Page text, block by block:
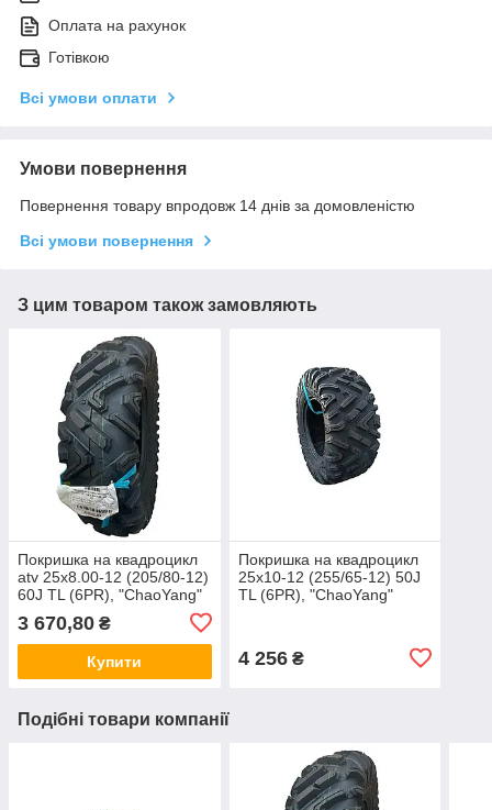
Оплата на рахунок
Готівкою
Всі умови оплати
Умови повернення
Повернення товару впродовж 14 днів за домовленістю
Всі умови повернення
З цим товаром також замовляють
Покришка на квадроцикл
atv 25х8.00-12 (205/80-12)
60J ТL (6PR), "ChaoYang"
3 670,80 ₴
Купити
Покришка на квадроцикл
25х10-12 (255/65-12) 50J
ТL (6PR), "ChaoYang"
4 256₴
Подібні товари компанії